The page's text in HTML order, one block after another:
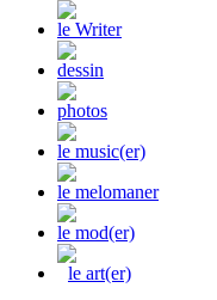
le Writer
dessin
photos
le music(er)
le melomaner
le mod(er)
le art(er)